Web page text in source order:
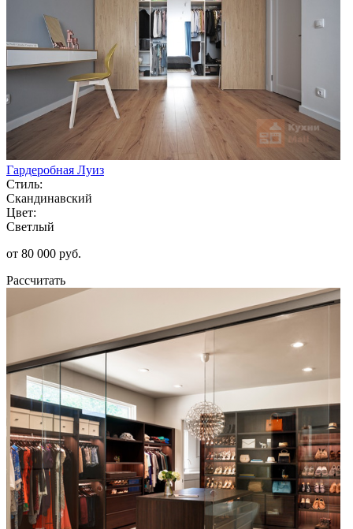
Гардеробная Луиз
Стиль:
Скандинавский
Цвет:
Светлый
от 80 000 руб.
Рассчитать